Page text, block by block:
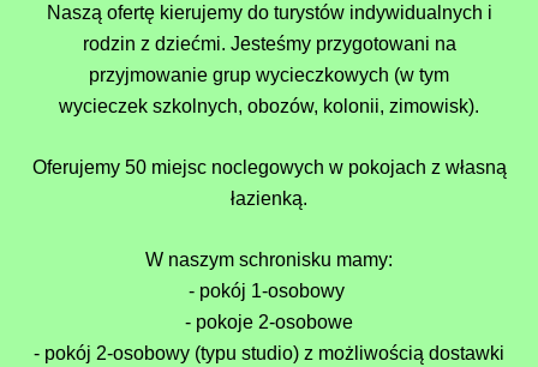
Naszą ofertę kierujemy do turystów indywidualnych i
rodzin z dziećmi. Jesteśmy przygotowani na
przyjmowanie grup wycieczkowych (w tym
wycieczek szkolnych, obozów, kolonii, zimowisk).
Oferujemy 50 miejsc noclegowych w pokojach z własną
łazienką.
W naszym schronisku mamy:
- pokój 1-osobowy
- pokoje 2-osobowe
- pokój 2-osobowy (typu studio) z możliwością dostawki